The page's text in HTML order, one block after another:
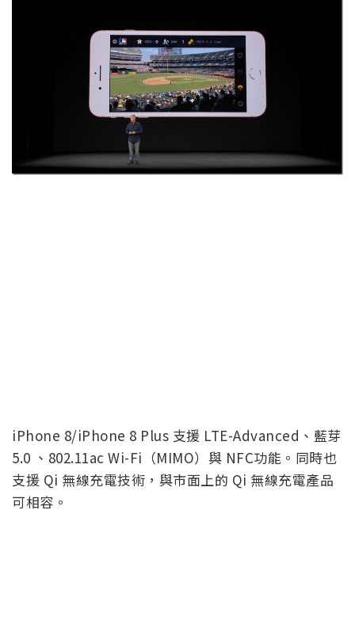
iPhone 8/iPhone 8 Plus 支援 LTE-Advanced、藍芽
5.0 、802.11ac Wi-Fi（MIMO）與 NFC功能。同時也
支援 Qi 無線充電技術，與市面上的 Qi 無線充電產品
可相容。